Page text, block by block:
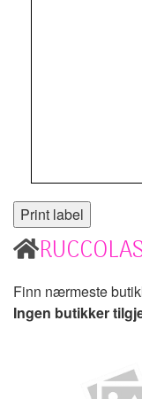
Finn nærmeste
Ingen butikker